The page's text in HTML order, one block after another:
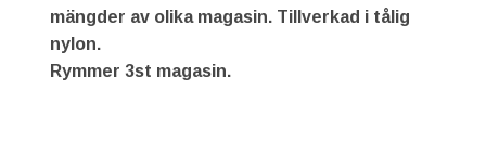
mängder av olika magasin. Tillverkad i tålig
nylon.
Rymmer 3st magasin.